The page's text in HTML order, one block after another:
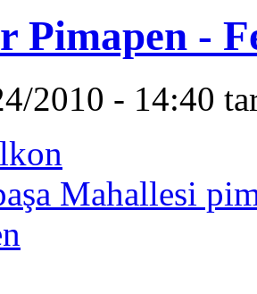
Pimapen -
2010 - 14:40
Mahallesi